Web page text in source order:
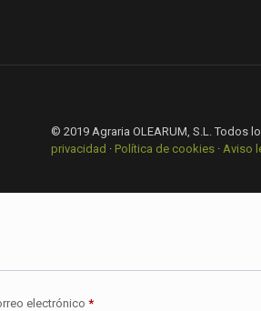
© 2019 Agraria OLEARUM, S.L.
privacidad · Política de cookies · Aviso
electrónico *